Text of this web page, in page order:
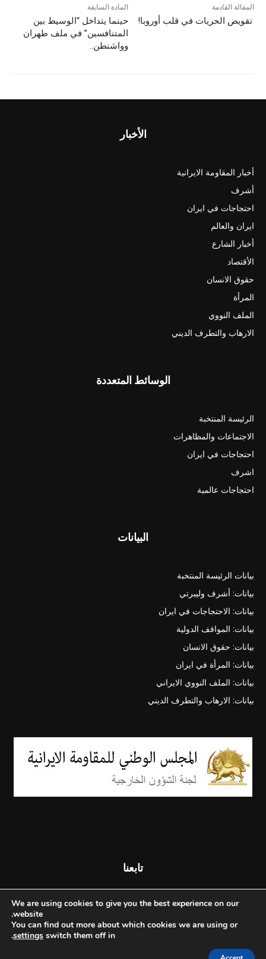
المادة السابقة
حينما يتداخل “الوسيط بين
المتنافسين” في ملف طهران
وواشنطن..
المقالة القادمة
تقويض الحريات في قلب أوروبا!
الأخبار
أخبار المقاومة الايرانية
أشرف
احتجاجات في ايران
ايران والعالم
أخبار الشارع
الأقتصاد
حقوق الانسان
المرأة
الملف النووي
الارهاب والتطرف الديني
الوسائط المتعددة
الرئيسة المنتخبة
الاجتماعات والمظاهرات
احتجاجات في ايران
اشرف
احتجاجات عالمية
البيانات
بيانات الرئيسة المنتخبة
بيانات: أشرف وليبرتي
بيانات: الاحتجاجات في ايران
بيانات: المواقف الدولية
بيانات: حقوق الانسان
بيانات: المرأة في ايران
بيانات: الملف النووي الايراني
بيانات: الارهاب والتطرف الديني
تابعنا
We are using cookies to give you the best experience on our
website.
You can find out more about which cookies we are using or
switch them off in
settings
.